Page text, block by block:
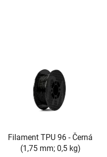
Filament TPU 96 - Černá
(1,75 mm; 0,5 kg)